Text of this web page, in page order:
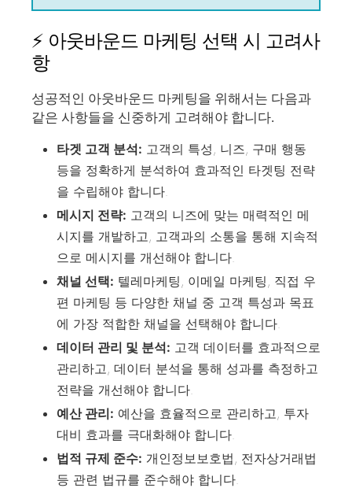
⚡ 아웃바운드 마케팅 선택 시 고려사
항
성공적인 아웃바운드 마케팅을 위해서는 다음과
같은 사항들을 신중하게 고려해야 합니다.
타겟 고객 분석: 고객의 특성, 니즈, 구매 행동
등을 정확하게 분석하여 효과적인 타겟팅 전략
을 수립해야 합니다.
메시지 전략: 고객의 니즈에 맞는 매력적인 메
시지를 개발하고, 고객과의 소통을 통해 지속적
으로 메시지를 개선해야 합니다.
채널 선택: 텔레마케팅, 이메일 마케팅, 직접 우
편 마케팅 등 다양한 채널 중 고객 특성과 목표
에 가장 적합한 채널을 선택해야 합니다.
데이터 관리 및 분석: 고객 데이터를 효과적으로
관리하고, 데이터 분석을 통해 성과를 측정하고
전략을 개선해야 합니다.
예산 관리: 예산을 효율적으로 관리하고, 투자
대비 효과를 극대화해야 합니다.
법적 규제 준수: 개인정보보호법, 전자상거래법
등 관련 법규를 준수해야 합니다.